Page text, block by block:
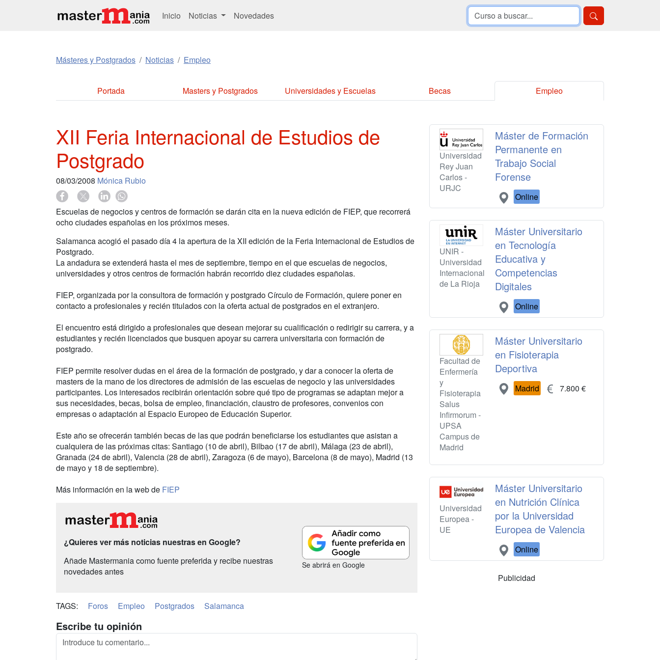
Inicio Noticias Novedades
Másteres y Postgrados Noticias Empleo
Portada Masters y Postgrados Universidades y Escuelas Becas Empleo
XII Feria Internacional de Estudios de
Postgrado
08/03/2008 Mónica Rubio
Escuelas de negocios y centros de formación se darán cita en la nueva edición de FIEP, que recorrerá
ocho ciudades españolas en los próximos meses.
Salamanca acogió el pasado día 4 la apertura de la XII edición de la Feria Internacional de Estudios de
Postgrado.
La andadura se extenderá hasta el mes de septiembre, tiempo en el que escuelas de negocios,
universidades y otros centros de formación habrán recorrido diez ciudades españolas.
FIEP, organizada por la consultora de formación y postgrado Círculo de Formación, quiere poner en
contacto a profesionales y recién titulados con la oferta actual de postgrados en el extranjero.
El encuentro está dirigido a profesionales que desean mejorar su cualificación o redirigir su carrera, y a
estudiantes y recién licenciados que busquen apoyar su carrera universitaria con formación de
postgrado.
FIEP permite resolver dudas en el área de la formación de postgrado, y dar a conocer la oferta de
masters de la mano de los directores de admisión de las escuelas de negocio y las universidades
participantes. Los interesados recibirán orientación sobre qué tipo de programas se adaptan mejor a
sus necesidades, becas, bolsa de empleo, financiación, claustro de profesores, convenios con
empresas o adaptación al Espacio Europeo de Educación Superior.
Este año se ofrecerán también becas de las que podrán beneficiarse los estudiantes que asistan a
cualquiera de las próximas citas: Santiago (10 de abril), Bilbao (17 de abril), Málaga (23 de abril),
Granada (24 de abril), Valencia (28 de abril), Zaragoza (6 de mayo), Barcelona (8 de mayo), Madrid (13
de mayo y 18 de septiembre).
Más información en la web de FIEP
¿Quieres ver más noticias nuestras en Google?
Añade Mastermania como fuente preferida y recibe nuestras
novedades antes
Se abrirá en Google
TAGS: Foros Empleo Postgrados Salamanca
Escribe tu opinión
Universidad
Rey Juan
Carlos -
URJC
Máster de Formación
Permanente en
Trabajo Social
Forense
Online
UNIR -
Universidad
Internacional
de La Rioja
Máster Universitario
en Tecnología
Educativa y
Competencias
Digitales
Online
Facultad de
Enfermería
y
Fisioterapia
Salus
Infirmorum -
UPSA
Campus de
Madrid
Máster Universitario
en Fisioterapia
Deportiva
Madrid 7.800 €
Universidad
Europea -
UE
Máster Universitario
en Nutrición Clínica
por la Universidad
Europea de Valencia
Online
Publicidad